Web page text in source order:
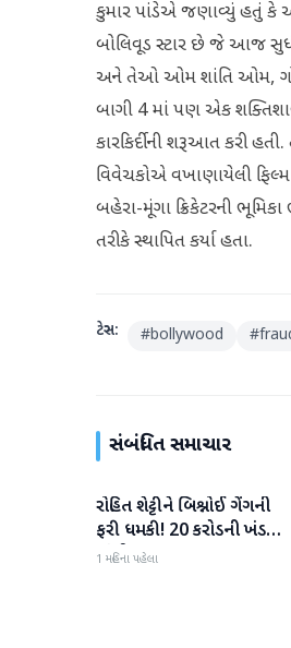
કુમાર પાંડેએ જણાવ્યું હતું કે
બોલિવૂડ સ્ટાર છે જે આજ
અને તેઓ ઓમ શાંતિ ઓમ,
બાગી 4 માં પણ એક
કારકિર્દીની શરૂઆત કરી
વિવેચકોએ વખાણાયેલી
બહેરા-મૂંગા ક્રિકેટરની
તરીકે સ્થાપિત કર્યા હતા.
ટેગ્સ: #bollywood #
સંબંધિત સમાચાર
મનોરંજન
રોહિત શેટ્ટીને બિશ્નોઈ ગેંગની
ફરી ધમકી! 20 કરોડની ખંડણી
માંગી
1 મહિના પહેલા